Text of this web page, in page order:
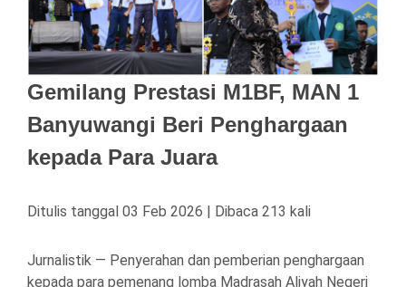
Gemilang Prestasi M1BF, MAN 1
Banyuwangi Beri Penghargaan
kepada Para Juara
Ditulis tanggal 03 Feb 2026 | Dibaca 213 kali
Jurnalistik — Penyerahan dan pemberian penghargaan
kepada para pemenang lomba Madrasah Aliyah Negeri